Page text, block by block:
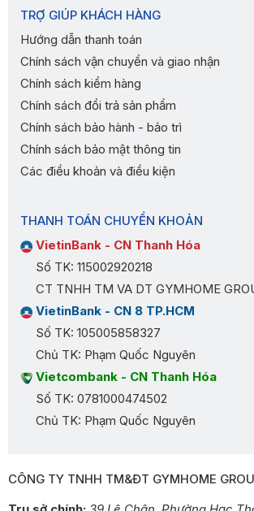
TRỢ GIÚP KHÁCH HÀNG
Hướng dẫn thanh toán
Chính sách vận chuyển và giao nhận
Chính sách kiểm hàng
Chính sách đổi trả sản phẩm
Chính sách bảo hành - bảo trì
Chính sách bảo mật thông tin
Các điều khoản và điều kiện
THANH TOÁN CHUYỂN KHOẢN
VietinBank - CN Thanh Hóa
Số TK: 115002920218
CT TNHH TM VA DT GYMHOME
VietinBank - CN 8 TP.HCM
Số TK: 105005858327
Chủ TK: Phạm Quốc Nguyên
Vietcombank - CN Thanh Hóa
Số TK: 0781000474502
Chủ TK: Phạm Quốc Nguyên
CÔNG TY TNHH TM&ĐT GYMHOME